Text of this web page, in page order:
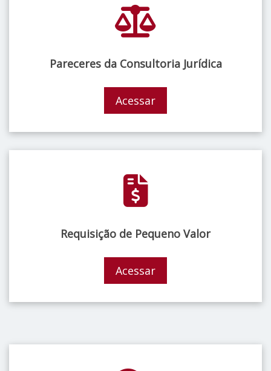
Pareceres da Consultoria Jurídica
Acessar
Requisição de Pequeno Valor
Acessar